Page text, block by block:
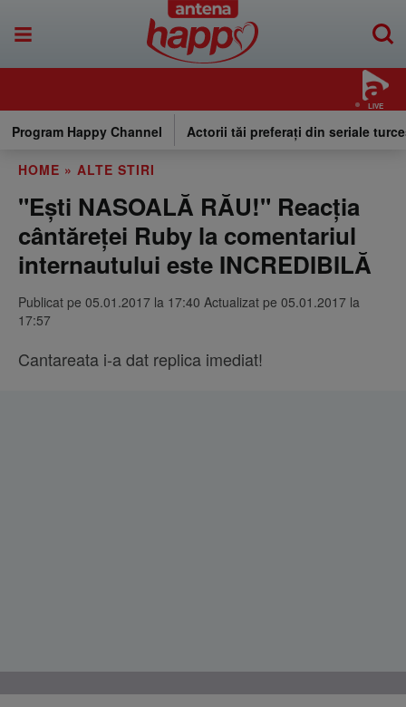
LIVE
Program Happy Channel Actorii tăi preferați din seriale
HOME » ALTE STIRI
"Ești NASOALĂ RĂU!" Reacția
cântăreței Ruby la comentariul
internautului este INCREDIBILĂ
Publicat pe 05.01.2017 la 17:40 Actualizat pe 05.01.2017 la
17:57
Cantareata i-a dat replica imediat!